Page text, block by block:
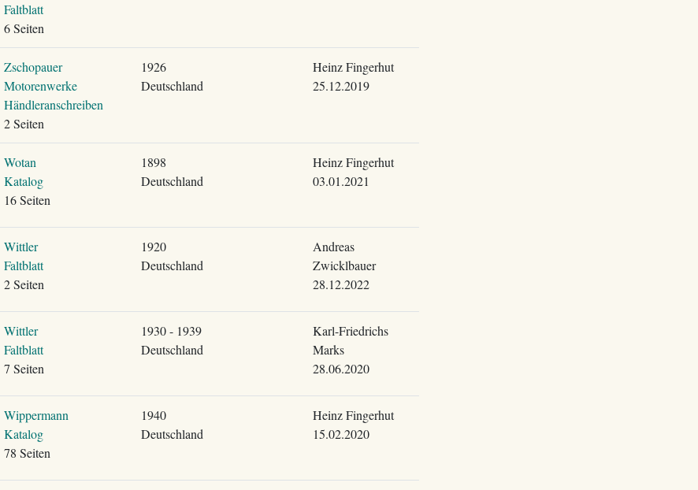
Faltblatt
6 Seiten
Zschopauer
Motorenwerke
Händleranschreiben
2 Seiten
1926
Deutschland
Heinz Fingerhut
25.12.2019
Wotan
Katalog
16 Seiten
1898
Deutschland
Heinz Fingerhut
03.01.2021
Wittler
Faltblatt
2 Seiten
1920
Deutschland
Andreas
Zwicklbauer
28.12.2022
Wittler
Faltblatt
7 Seiten
1930 - 1939
Deutschland
Karl-Friedrichs
Marks
28.06.2020
Wippermann
Katalog
78 Seiten
1940
Deutschland
Heinz Fingerhut
15.02.2020